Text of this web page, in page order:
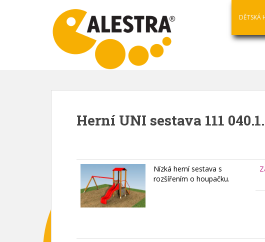
DĚTSKÁ
Herní UNI sestava 111
Nízká herní sestava s
rozšířením o houpačku.